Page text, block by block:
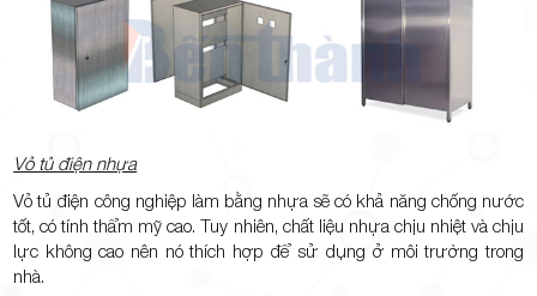
Vỏ tủ điện nhựa
Vỏ tủ điện công nghiệp làm bằng nhựa sẽ có khả năng chống nước
tốt, có tính thẩm mỹ cao. Tuy nhiên, chất liệu nhựa chịu nhiệt và chịu
lực không cao nên nó thích hợp để sử dụng ở môi trường trong
nhà.